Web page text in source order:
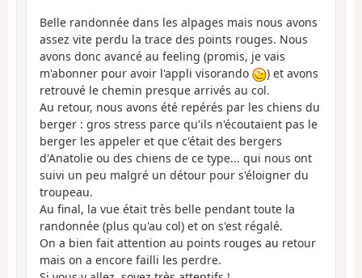
Belle randonnée dans les alpages mais nous avons
assez vite perdu la trace des points rouges. Nous
avons donc avancé au feeling (promis, je vais
m'abonner pour avoir l'appli visorando
) et avons
retrouvé le chemin presque arrivés au col.
Au retour, nous avons été repérés par les chiens du
berger : gros stress parce qu'ils n'écoutaient pas le
berger les appeler et que c'était des bergers
d'Anatolie ou des chiens de ce type... qui nous ont
suivi un peu malgré un détour pour s'éloigner du
troupeau.
Au final, la vue était très belle pendant toute la
randonnée (plus qu'au col) et on s'est régalé.
On a bien fait attention au points rouges au retour
mais on a encore failli les perdre.